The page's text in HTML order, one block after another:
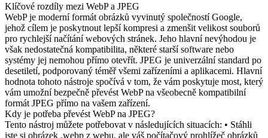
Klíčové rozdíly mezi WebP a JPEG
WebP je moderní formát obrázků vyvinutý společností Google,
jehož cílem je poskytnout lepší kompresi a zmenšit velikost souborů
pro rychlejší načítání webových stránek. Jeho hlavní nevýhodou je
však nedostatečná kompatibilita, některé starší software nebo
systémy jej nemohou přímo otevřít. JPEG je univerzální standard po
desetiletí, podporovaný téměř všemi zařízeními a aplikacemi. Hlavní
hodnota tohoto nástroje spočívá v tom, že vám poskytuje most, který
vám umožní bezpečně převést WebP na všeobecně kompatibilní
formát JPEG přímo na vašem zařízení.
Kdy je potřeba převést WebP na JPEG?
Tento nástroj můžete potřebovat v následujících situacích: • Stáhli
jste si obrázek .webp z webu, ale váš počítačový prohlížeč obrázků